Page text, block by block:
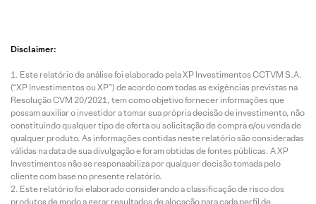
Disclaimer:
Este relatório de análise foi elaborado pela XP Investimentos CCTVM S.A.
(“XP Investimentos ou XP”) de acordo com todas as exigências previstas na
Resolução CVM 20/2021, tem como objetivo fornecer informações que
possam auxiliar o investidor a tomar sua própria decisão de investimento, não
constituindo qualquer tipo de oferta ou solicitação de compra e/ou venda de
qualquer produto. As informações contidas neste relatório são consideradas
válidas na data de sua divulgação e foram obtidas de fontes públicas. A XP
Investimentos não se responsabiliza por qualquer decisão tomada pelo
cliente com base no presente relatório.
Este relatório foi elaborado considerando a classificação de risco dos
produtos de modo a gerar resultados de alocação para cada perfil de